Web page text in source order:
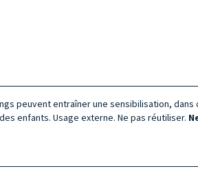
peuvent entraîner une sensibilisation,
enfants. Usage externe. Ne pas réutiliser.